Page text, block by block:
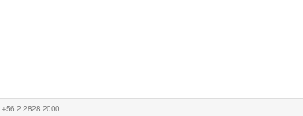
+56 2 2828 2000